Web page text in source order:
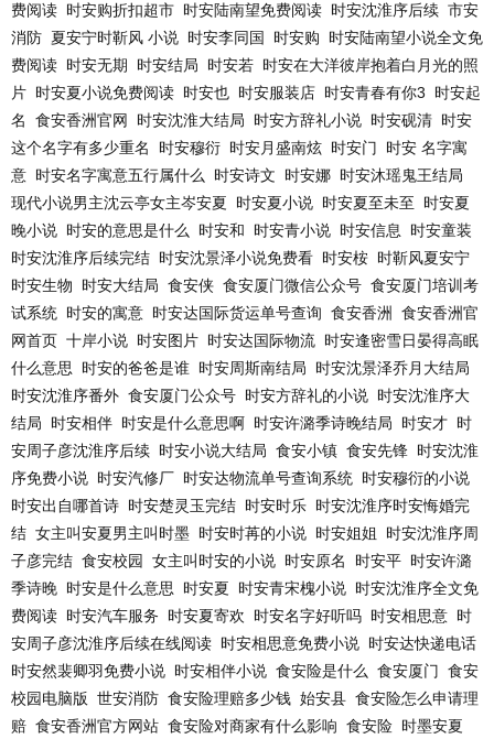
费阅读 时安购折扣超市 时安陆南望免费阅读 时安沈淮序后续 市安
消防 夏安宁时靳风 小说 时安李同国 时安购
时安陆南望小说全文免
费阅读 时安无期 时安结局 时安若 时安在大洋彼岸抱着白月光的照
片 时安夏小说免费阅读 时安也 时安服装店 时安青春有你3
时安起
名
食安香洲官网 时安沈淮大结局 时安方辞礼小说 时安砚清 时安
这个名字有多少重名
时安穆衍 时安月盛南炫 时安门
时安 名字寓
意 时安名字寓意五行属什么 时安诗文 时安娜 时安沐瑶鬼王结局
现代小说男主沈云亭女主岑安夏
时安夏小说 时安夏至未至
时安夏
晚小说 时安的意思是什么 时安和 时安青小说 时安信息
时安童装
时安沈淮序后续完结 时安沈景泽小说免费看 时安桉 时靳风夏安宁
时安生物
时安大结局 食安侠 食安厦门微信公众号 食安厦门培训考
试系统 时安的寓意 时安达国际货运单号查询 食安香洲
食安香洲官
网首页 十岸小说 时安图片 时安达国际物流 时安逢密雪日晏得高眠
什么意思
时安的爸爸是谁 时安周斯南结局
时安沈景泽乔月大结局
时安沈淮序番外 食安厦门公众号 时安方辞礼的小说 时安沈淮序大
结局
时安相伴 时安是什么意思啊 时安许潞季诗晚结局 时安才 时
安周子彦沈淮序后续 时安小说大结局 食安小镇 食安先锋 时安沈淮
序免费小说 时安汽修厂 时安达物流单号查询系统 时安穆衍的小说
时安出自哪首诗 时安楚灵玉完结 时安时乐 时安沈淮序时安悔婚完
结 女主叫安夏男主叫时墨 时安时苒的小说 时安姐姐
时安沈淮序周
子彦完结 食安校园 女主叫时安的小说 时安原名 时安平 时安许潞
季诗晚 时安是什么意思 时安夏 时安青宋槐小说 时安沈淮序全文免
费阅读 时安汽车服务 时安夏寄欢 时安名字好听吗 时安相思意 时
安周子彦沈淮序后续在线阅读 时安相思意免费小说 时安达快递电话
时安然裴卿羽免费小说 时安相伴小说 食安险是什么 食安厦门 食安
校园电脑版 世安消防 食安险理赔多少钱 始安县 食安险怎么申请理
赔 食安香洲官方网站 食安险对商家有什么影响 食安险 时墨安夏